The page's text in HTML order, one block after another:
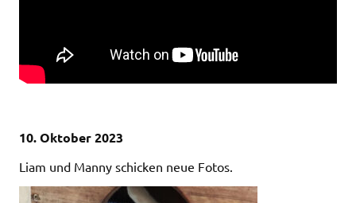
10. Oktober 2023
Liam und Manny schicken neue Fotos.